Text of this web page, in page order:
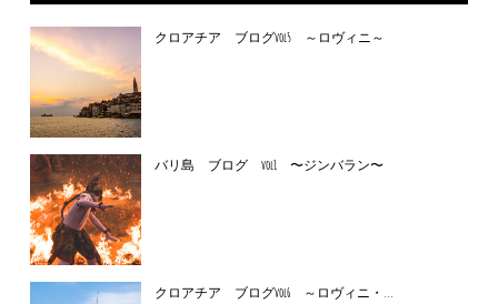
クロアチア ブログvol5 ～ロヴィニ～
バリ島 ブログ vol1 〜ジンバラン〜
クロアチア ブログvol6 ～ロヴィニ・...